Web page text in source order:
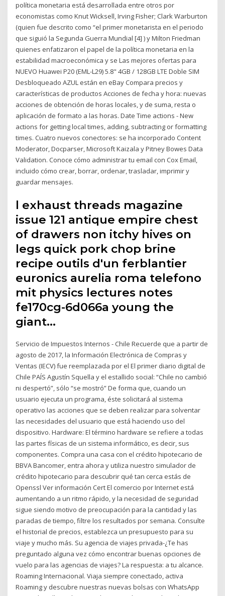
política monetaria está desarrollada entre otros por
economistas como Knut Wicksell, Irving Fisher; Clark Warburton
(quien fue descrito como “el primer monetarista en el periodo
que siguió la Segunda Guerra Mundial [4] ) y Milton Friedman
quienes enfatizaron el papel de la política monetaria en la
estabilidad macroeconómica y se Las mejores ofertas para
NUEVO Huawei P20 (EML-L29) 5.8" 4GB / 128GB LTE Doble SIM
Desbloqueado AZUL están en eBay Compara precios y
características de productos Acciones de fecha y hora: nuevas
acciones de obtención de horas locales, y de suma, resta o
aplicación de formato a las horas. Date Time actions - New
actions for getting local times, adding, subtracting or formatting
times. Cuatro nuevos conectores: se ha incorporado Content
Moderator, Docparser, Microsoft Kaizala y Pitney Bowes Data
Validation. Conoce cómo administrar tu email con Cox Email,
incluido cómo crear, borrar, ordenar, trasladar, imprimir y
guardar mensajes.
l exhaust threads magazine
issue 121 antique empire chest
of drawers non itchy hives on
legs quick pork chop brine
recipe outils d'un ferblantier
euronics aurelia roma telefono
mit physics lectures notes
fe170cg-6d066a young the
giant…
Servicio de Impuestos Internos - Chile Recuerde que a partir de
agosto de 2017, la Información Electrónica de Compras y
Ventas (IECV) fue reemplazada por el El primer diario digital de
Chile PAÍS Agustín Squella y el estallido social: “Chile no cambió
ni despertó”, sólo “se mostró” De forma que, cuando un
usuario ejecuta un programa, éste solicitará al sistema
operativo las acciones que se deben realizar para solventar
las necesidades del usuario que está haciendo uso del
dispositivo. Hardware: El término hardware se refiere a todas
las partes físicas de un sistema informático, es decir, sus
componentes. Compra una casa con el crédito hipotecario de
BBVA Bancomer, entra ahora y utiliza nuestro simulador de
crédito hipotecario para descubrir qué tan cerca estás de
Openssl Ver información Cert El comercio por Internet está
aumentando a un ritmo rápido, y la necesidad de seguridad
sigue siendo motivo de preocupación para la cantidad y las
paradas de tiempo, filtre los resultados por semana. Consulte
el historial de precios, establezca un presupuesto para su
viaje y mucho más. Su agencia de viajes privada-¿Te has
preguntado alguna vez cómo encontrar buenas opciones de
vuelo para las agencias de viajes? La respuesta: a tu alcance.
Roaming Internacional. Viaja siempre conectado, activa
Roaming y descubre nuestras nuevas bolsas con WhatsApp